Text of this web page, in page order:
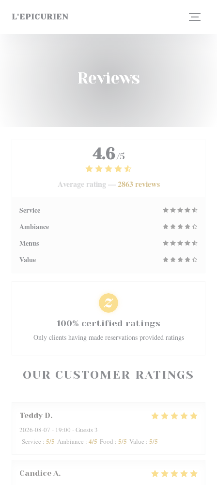
L'EPICURIEN
Reviews
OUR CUSTOMER RATINGS
Teddy D
2026-08-07 - 19:00 - Guests 3
Service : 5/5 Ambiance : 4/5 Food : 5/5 Value : 5/5
Candice A
4.6 /5
Average rating —2863 reviews
Service
Ambiance
Menus
Value
100% certified ratings
Only clients having made reservations provided ratings